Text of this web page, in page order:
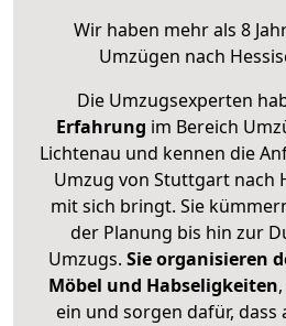
Wir haben mehr als 8
Umzügen nach
Die Umzugsexperten
Erfahrung im Bereich
Lichtenau und kennen die
Umzug von Stuttgart nach
mit sich bringt. Sie
der Planung bis hin zur
Umzugs. Sie organisieren
Möbel und Habseligkeiten
ein und sorgen dafür, dass